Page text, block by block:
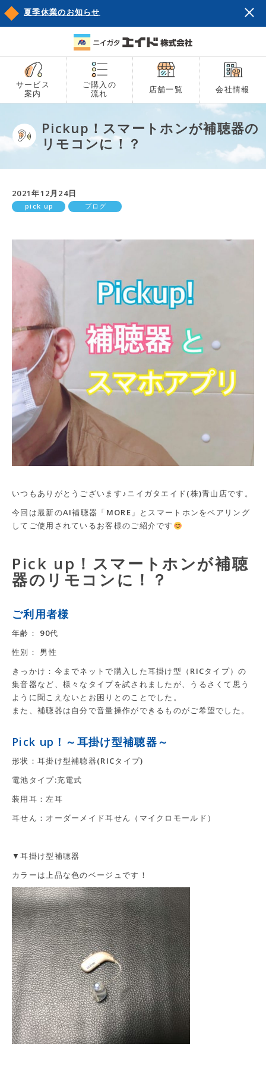
夏季休業のお知らせ
サービス
案内
ご購入の
流れ
店舗一覧 会社情報
Pickup！スマートホンが補聴器の
リモコンに！？
2021年12月24日
pick up ブログ
いつもありがとうございます♪ニイガタエイド(株)青山店です。
今回は最新のAI補聴器「MORE」とスマートホンをペアリング
してご使用されているお客様のご紹介です
Pick up！スマートホンが補聴
器のリモコンに！？
ご利用者様
年齢： 90代
性別： 男性
きっかけ：今までネットで購入した耳掛け型（RICタイプ）の
集音器など、様々なタイプを試されましたが、うるさくて思う
ように聞こえないとお困りとのことでした。
また、補聴器は自分で音量操作ができるものがご希望でした。
Pick up！～耳掛け型補聴器～
形状：耳掛け型補聴器(RICタイプ)
電池タイプ:充電式
装用耳：左耳
耳せん：オーダーメイド耳せん（マイクロモールド）
▼耳掛け型補聴器
カラーは上品な色のベージュです！